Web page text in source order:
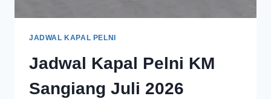
JADWAL KAPAL PELNI
Jadwal Kapal Pelni KM
Sangiang Juli 2026